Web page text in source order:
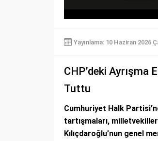
Yayınlama: 10 Haziran 2026
CHP’deki Ayrışma
Tuttu
Cumhuriyet Halk
tartışmaları,
Kılıçdaroğlu’nun genel